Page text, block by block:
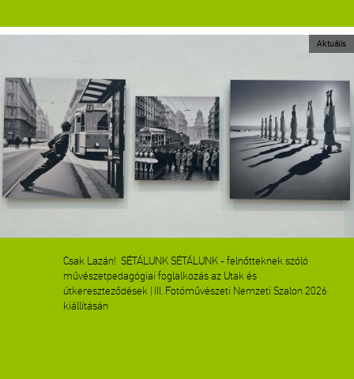
Csak Lazán! SÉTÁLUNK SÉTÁLUNK - felnőtteknek szóló
művészetpedagógiai foglalkozás az Utak és
útkereszteződések | III. Fotóművészeti Nemzeti Szalon 2026
kiállításán
Aktuális